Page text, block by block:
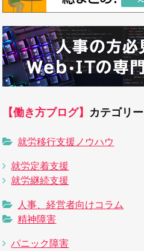
【働き方ブログ】 カテゴリー
就労移行支援ノウハウ
就労定着支援
就労継続支援
人事、経営者向けコラム
精神障害
パニック障害